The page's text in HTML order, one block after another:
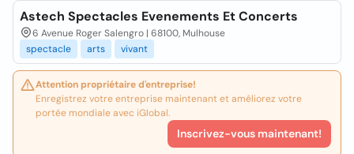
Astech Spectacles Evenements Et Concerts
6 Avenue Roger Salengro | 68100, Mulhouse
spectacle
arts vivant
Attention propriétaire d'entreprise!
Enregistrez votre entreprise maintenant et améliorez votre
portée mondiale avec iGlobal.
Inscrivez-vous maintenant!